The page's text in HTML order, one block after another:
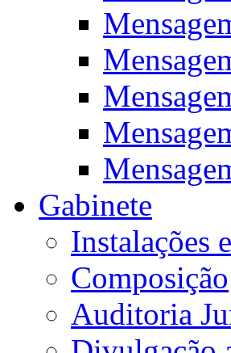
Gabinete
Instalações
Composição
Auditoria